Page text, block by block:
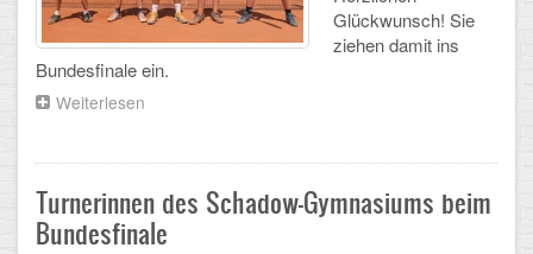
CLOUD
Lernraum Berlin
Gitlab
Glückwunsch! Sie
ziehen damit ins
Bundesfinale ein.
Weiterlesen
-
Tennisspieler
WK
III
Turnerinnen des Schadow-Gymnasiums beim
Bundesfinale